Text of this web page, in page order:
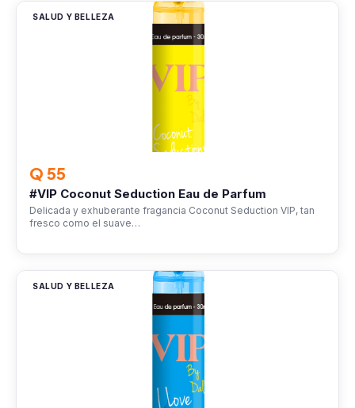
SALUD Y BELLEZA
Q 55
#VIP Coconut Seduction Eau de Parfum
Delicada y exhuberante fragancia Coconut Seduction VIP, tan
fresco como el suave…
SALUD Y BELLEZA